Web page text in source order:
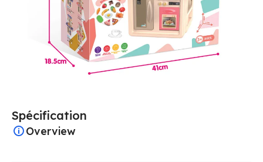
Spécification
Overview